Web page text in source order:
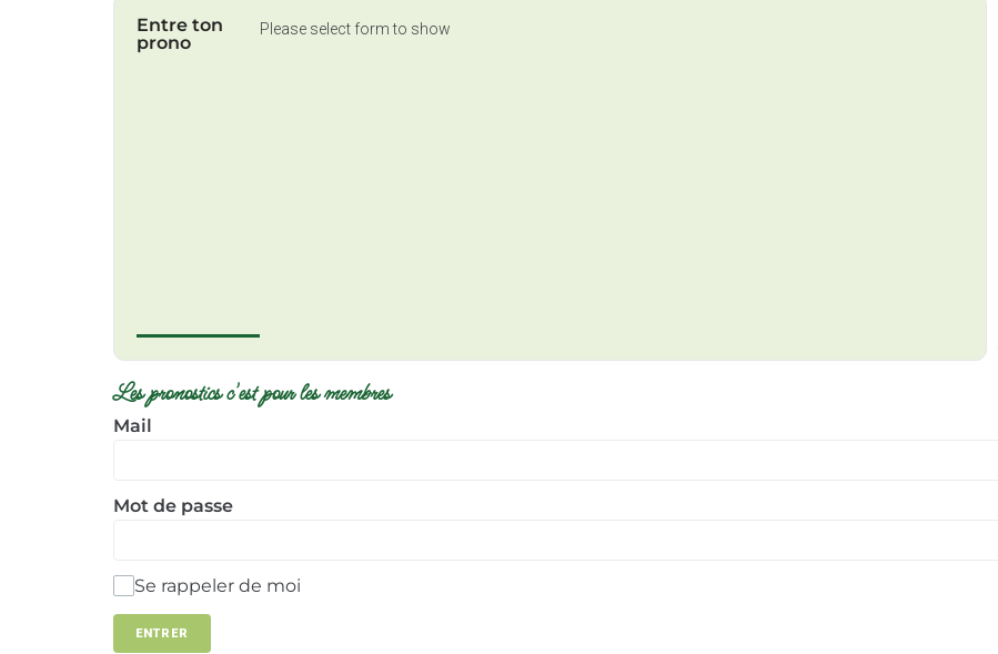
Entre ton
prono
Please select form to show
Les pronostics c'est pour les membres
Mail
Mot de passe
Se rappeler de moi
ENTRER